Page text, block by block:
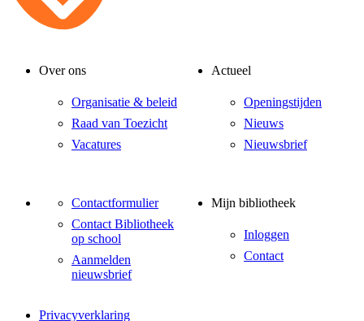
Over ons
Organisatie & beleid
Raad van Toezicht
Vacatures
Actueel
Openingstijden
Nieuws
Nieuwsbrief
Contactformulier
Contact Bibliotheek
op school
Aanmelden
nieuwsbrief
Mijn bibliotheek
Inloggen
Contact
Privacyverklaring